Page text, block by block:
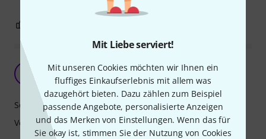
Mit Liebe serviert!
Mit unseren Cookies möchten wir Ihnen ein
fluffiges Einkaufserlebnis mit allem was
dazugehört bieten. Dazu zählen zum Beispiel
passende Angebote, personalisierte Anzeigen
und das Merken von Einstellungen. Wenn das für
Sie okay ist, stimmen Sie der Nutzung von Cookies
Tolle Ergänzung für den Musikgarten
Anonym 08.12.2016
Sound
Verarbeitung